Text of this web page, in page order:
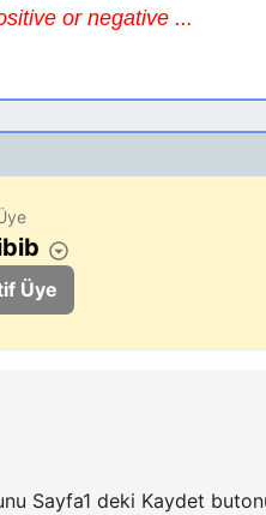
or negative ...
Üye
Sayfa1 deki Kaydet